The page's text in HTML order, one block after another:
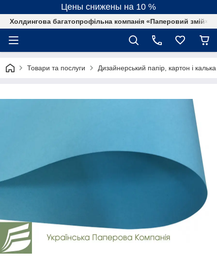
Цены снижены на 10 %
Холдингова багатопрофільна компанія «Паперовий змій»
Товари та послуги Дизайнерський папір, картон і калька